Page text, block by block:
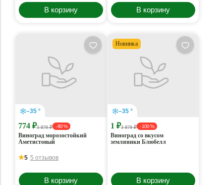
В корзину В корзину
–35 °
774 ₽3 870 ₽ - 80 %
Виноград морозостойкий
Аметистовый
5 5 отзывов
В корзину
Новинка
–35 °
1 ₽3 870 ₽ - 100 %
Виноград со вкусом
земляники Блюбелл
В корзину